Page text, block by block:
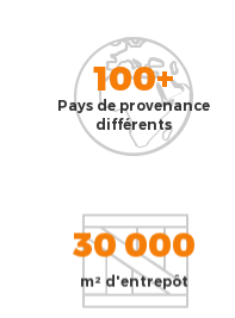
100+
Pays de provenance
différents
30 000
m² d'entrepôt